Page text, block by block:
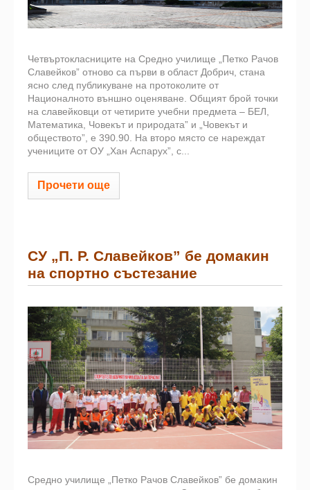
Четвъртокласниците на Средно училище „Петко Рачов
Славейков” отново са първи в област Добрич, стана
ясно след публикуване на протоколите от
Националното външно оценяване. Общият брой точки
на славейковци от четирите учебни предмета – БЕЛ,
Математика, Човекът и природата” и „Човекът и
обществото”, е 390.90. На второ място се нареждат
учениците от ОУ „Хан Аспарух”, с...
Прочети още
СУ „П. Р. Славейков” бе домакин
на спортно състезание
Средно училище „Петко Рачов Славейков” бе домакин